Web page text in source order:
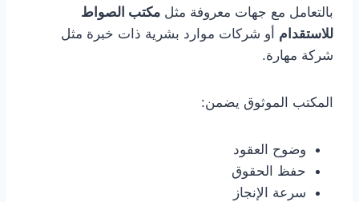
بالتعامل مع جهات معروفة مثل مكتب الصواط
للاستقدام أو شركات موارد بشرية ذات خبرة مثل
شركة مهارة.
المكتب الموثوق يضمن:
وضوح العقود
حفظ الحقوق
سرعة الإنجاز